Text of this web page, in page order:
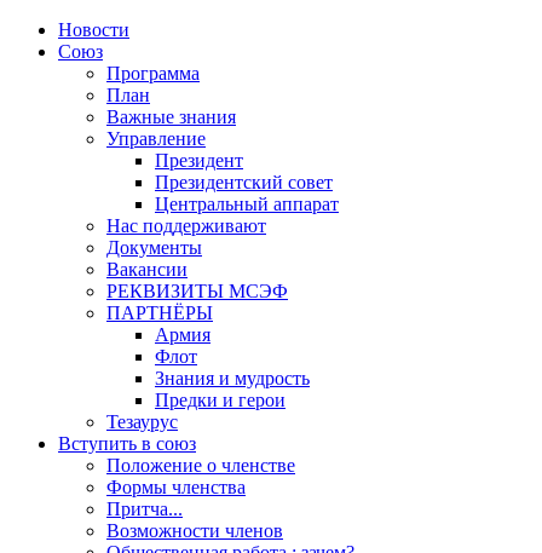
Новости
Союз
Программа
План
Важные знания
Управление
Президент
Президентский совет
Центральный аппарат
Нас поддерживают
Документы
Вакансии
РЕКВИЗИТЫ МСЭФ
ПАРТНЁРЫ
Армия
Флот
Знания и мудрость
Предки и герои
Тезаурус
Вступить в союз
Положение о членстве
Формы членства
Притча...
Возможности членов